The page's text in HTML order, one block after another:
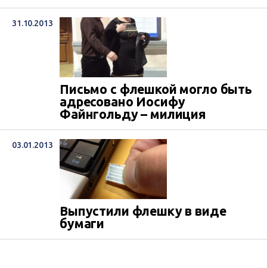
31.10.2013
Письмо с флешкой могло быть
адресовано Иосифу
Файнгольду – милиция
03.01.2013
Выпустили флешку в виде
бумаги